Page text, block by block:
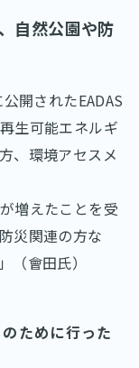
自然公園や防
開されたEADAS
生可能エネルギ
、環境アセスメ
増えたことを受
災関連の方な
（會田氏）
ために行った